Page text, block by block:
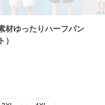
材ゆったりハーフパン
）